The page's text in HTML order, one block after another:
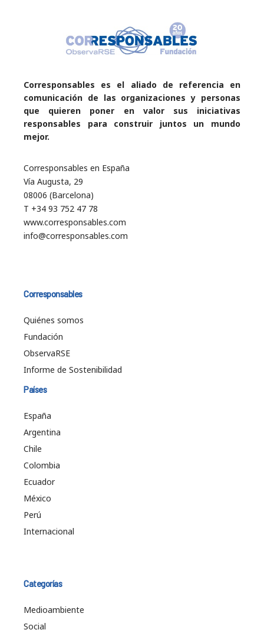
Corresponsables es el aliado de referencia en
comunicación de las organizaciones y personas
que quieren poner en valor sus iniciativas
responsables para construir juntos un mundo
mejor.
Corresponsables en España
Vía Augusta, 29
08006 (Barcelona)
T +34 93 752 47 78
www.corresponsables.com
info@corresponsables.com
Corresponsables
Quiénes somos
Fundación
ObservaRSE
Informe de Sostenibilidad
Países
España
Argentina
Chile
Colombia
Ecuador
México
Perú
Internacional
Categorías
Medioambiente
Social